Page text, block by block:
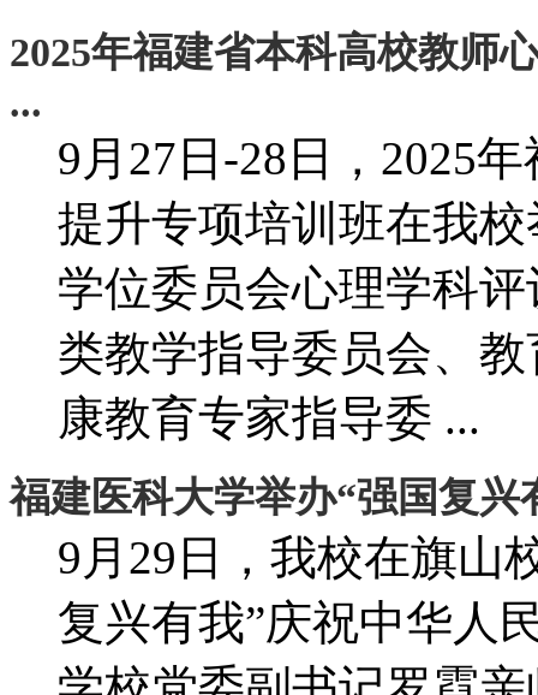
2025年福建省本科高校教师
...
9月27日-28日，2025
提升专项培训班在我
学位委员会心理学科
类教学指导委员会、
康教育专家指导委 ...
福建医科大学举办“强国复兴
9月29日，我校在旗山
复兴有我”庆祝中华人